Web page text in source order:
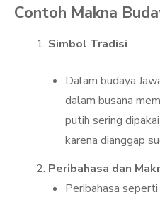
Contoh Makna
Simbol Tradisi
Dalam budaya
dalam busana
putih sering
karena dianggap
Peribahasa dan
Peribahasa